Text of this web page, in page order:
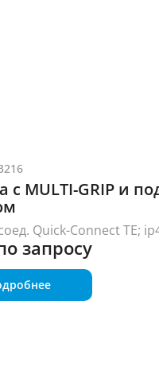
с MULTI-GRIP и
Quick-Connect TE;
запросу